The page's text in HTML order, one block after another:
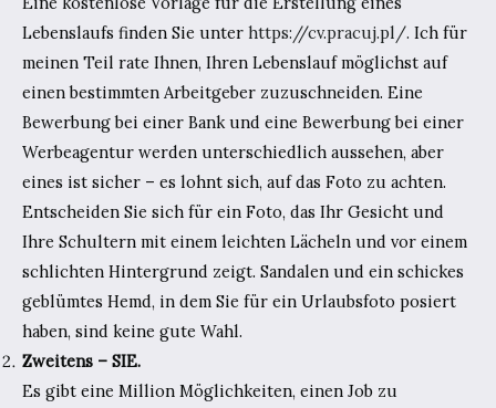
Lebenslaufs finden Sie unter https://cv.pracuj.pl/. Ich für
meinen Teil rate Ihnen, Ihren Lebenslauf möglichst auf
einen bestimmten Arbeitgeber zuzuschneiden. Eine
Bewerbung bei einer Bank und eine Bewerbung bei einer
Werbeagentur werden unterschiedlich aussehen, aber
eines ist sicher – es lohnt sich, auf das Foto zu achten.
Entscheiden Sie sich für ein Foto, das Ihr Gesicht und
Ihre Schultern mit einem leichten Lächeln und vor einem
schlichten Hintergrund zeigt. Sandalen und ein schickes
geblümtes Hemd, in dem Sie für ein Urlaubsfoto posiert
haben, sind keine gute Wahl.
Zweitens – SIE.
Es gibt eine Million Möglichkeiten, einen Job zu